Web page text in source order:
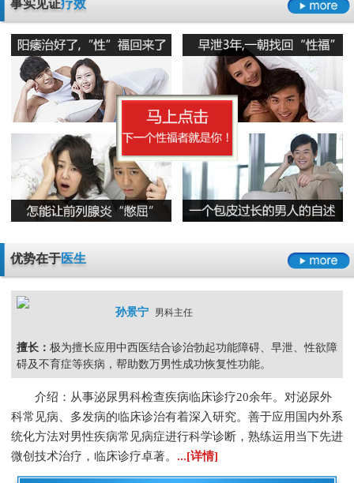
男性阳痿会有哪些危害
早泄要严于律己
阳痿 早泄 不射精 勃起障碍
男科检查囊肿症状是什么
正确认识男科检查莫“误解”它
男科检查增生会影响性生活吗
男性男科检查灼痛是怎么回事
男科检查 男科检查增生 男科检查痛 男科检查囊肿
龟头的异味什么导致的
男人睾丸胀痛的原因是什么
精囊炎有哪些危害呢
尿道炎是什么原因导致的
包皮龟头炎 尿道炎 睾丸炎 膀胱炎
无精症的预防措施要怎么做呢
精子畸形率高的主要原因
弱精症有哪些常见的原因
少精症是又哪些疾病诱发出来的呢
事实见证疗效
优势在于医生
孙景宁 男科主任
擅长： 极为擅长应用中西医结合诊治勃起功能障碍、早泄、性欲障
碍及不育症等疾病，帮助数万男性成功恢复性功能。
介绍：从事泌尿男科检查疾病临床诊疗20余年。对泌尿外
科常见病、多发病的临床诊治有着深入研究。善于应用国内外系
统化方法对男性疾病常见病症进行科学诊断，熟练运用当下先进
微创技术治疗，临床诊疗卓著。 ...[详情]